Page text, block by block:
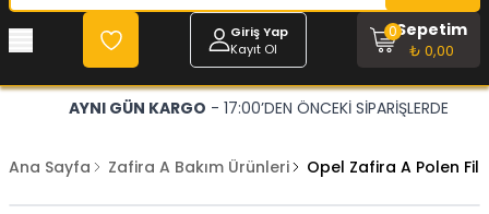
Giriş Yap
Kayıt Ol
Sepetim
₺ 0,00
0
AYNI GÜN KARGO - 17:00’DEN ÖNCEKİ SİPARİŞLERDE
Ana Sayfa Zafira A Bakım Ürünleri Opel Zafira A Polen